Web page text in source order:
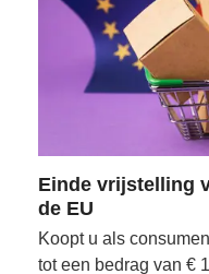
Einde vrijstelling
de EU
Koopt u als
tot een bedrag van €